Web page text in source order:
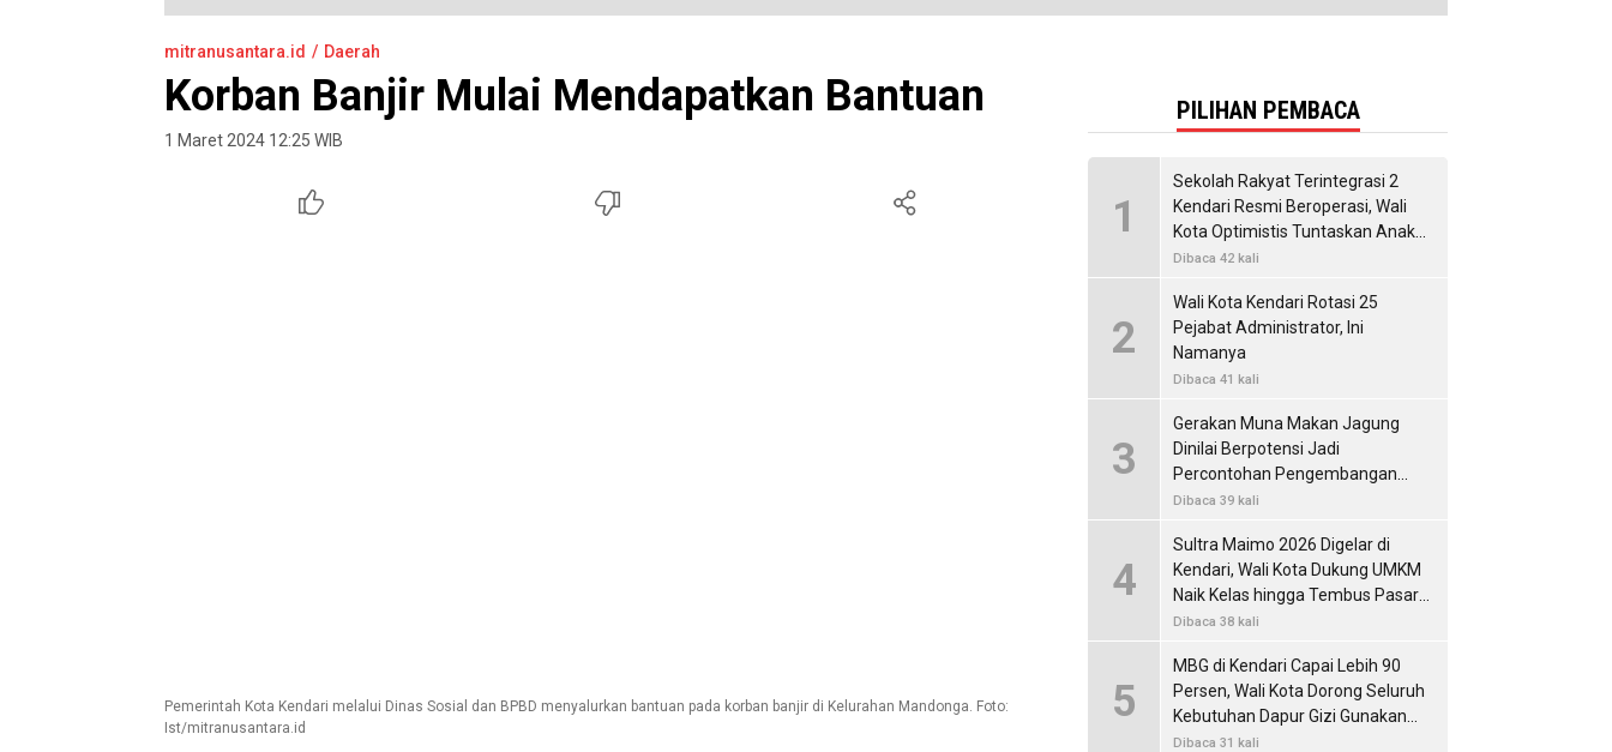
mitranusantara.id Daerah
Korban Banjir Mulai Mendapatkan Bantuan
1 Maret 2024 12:25 WIB
Pemerintah Kota Kendari melalui Dinas Sosial dan BPBD menyalurkan bantuan pada korban banjir di Kelurahan Mandonga. Foto:
Ist/mitranusantara.id
PILIHAN PEMBACA
1
Sekolah Rakyat Terintegrasi 2
Kendari Resmi Beroperasi, Wali
Kota Optimistis Tuntaskan Anak
Putus Sekolah
Dibaca 42 kali
2
Wali Kota Kendari Rotasi 25
Pejabat Administrator, Ini
Namanya
Dibaca 41 kali
3
Gerakan Muna Makan Jagung
Dinilai Berpotensi Jadi
Percontohan Pengembangan
Pangan Lokal
Dibaca 39 kali
4
Sultra Maimo 2026 Digelar di
Kendari, Wali Kota Dukung UMKM
Naik Kelas hingga Tembus Pasar
Internasional
Dibaca 38 kali
5
MBG di Kendari Capai Lebih 90
Persen, Wali Kota Dorong Seluruh
Kebutuhan Dapur Gizi Gunakan
Produk Lokal
Dibaca 31 kali